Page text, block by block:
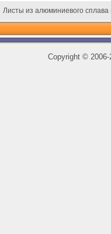
Листы из алюминиевого сплава
Copyright ©